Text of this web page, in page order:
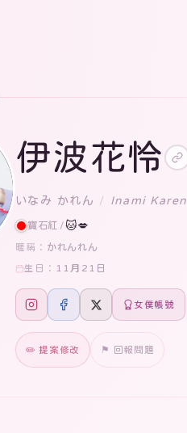
伊波花怜
いなみ かれん / Inami Karen
寶石紅 /🐱💋
暱稱： かれんれん
生日： 11月21日
女僕帳號
✏️ 提案修改 ⚑ 回報問題